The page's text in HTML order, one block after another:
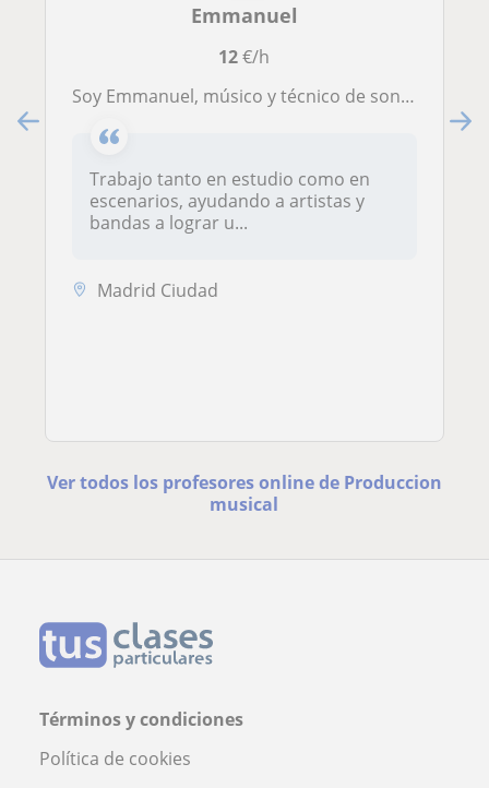
Emmanuel
12€/h
Soy Emmanuel, músico y técnico de sonido con experiencia en producción musical, grabación, mezcla y sonido en vivo.
Trabajo tanto en estudio como en
escenarios, ayudando a artistas y
bandas a lograr u...
Madrid Ciudad
Ver todos los profesores online de Produccion
musical
Términos y condiciones
Política de cookies